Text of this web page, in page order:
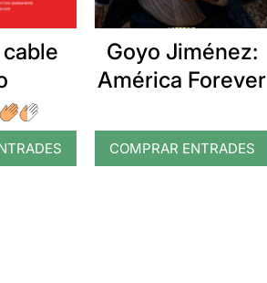
Goyo Jiménez:
América Forever
COMPRAR ENTRADES